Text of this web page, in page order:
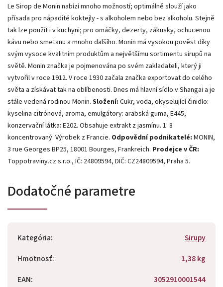
Le Sirop de Monin nabízí mnoho možností; optimálně slouží jako
přísada pro nápadité koktejly - s alkoholem nebo bez alkoholu. Stejně
tak lze použít i v kuchyni; pro omáčky, dezerty, zákusky, ochucenou
kávu nebo smetanu a mnoho dalšího. Monin má vysokou pověst díky
svým vysoce kvalitním produktům a největšímu sortimentu sirupů na
světě. Monin značka je pojmenována po svém zakladateli, který ji
vytvořil v roce 1912. V roce 1930 začala značka exportovat do celého
světa a získávat tak na oblíbenosti. Dnes má hlavní sídlo v Shangai a je
stále vedená rodinou Monin. Složení: Cukr, voda, okyselující činidlo:
kyselina citrónová, aroma, emulgátory: arabská guma, E445,
konzervační látka: E202. Obsahuje extrakt z jasmínu. 1: 8
koncentrovaný. Výrobek z Francie. Odpovědní podnikatelé: MONIN,
3 rue Georges BP25, 18001 Bourges, Frankreich. Prodejce v ČR:
Toppotraviny.cz s.r.o., IČ: 24809594, DIČ: CZ24809594, Praha 5.
Dodatočné parametre
Kategória:
Sirupy
Hmotnosť:
1,38 kg
EAN:
3052910001544